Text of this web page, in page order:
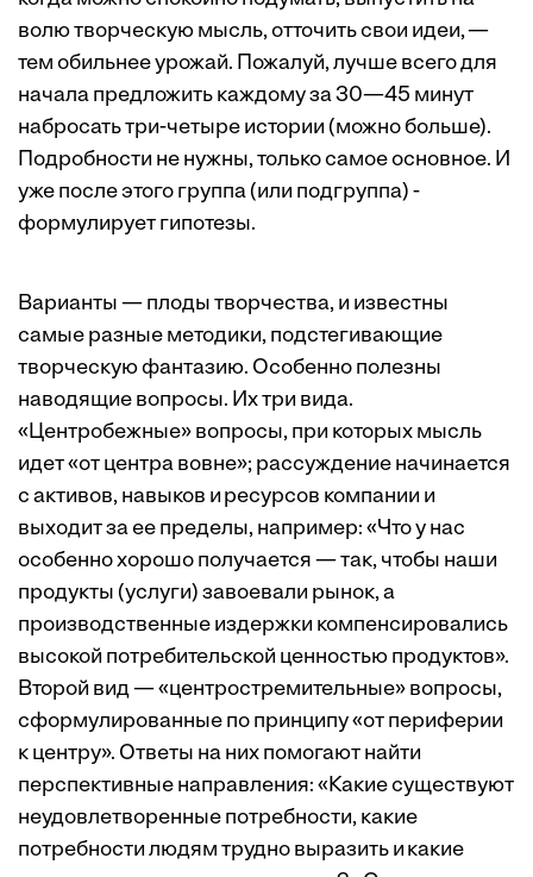
волю творческую мысль, отточить свои идеи, —
тем обильнее урожай. Пожалуй, лучше всего для
начала предложить каждому за 30—45 минут
набросать три-четыре истории (можно больше).
Подробности не нужны, только самое основное. И
уже после этого группа (или подгруппа) ­
формулирует гипотезы.
Варианты — плоды творчества, и известны
самые разные методики, подстегивающие
творческую фантазию. Особенно полезны
наводящие вопросы. Их три вида.
«Центробежные» вопросы, при которых мысль
идет «от центра вовне»; рассуждение начинается
с активов, навыков и ресурсов компании и
выходит за ее пределы, например: «Что у нас
особенно ­хорошо ­получается — так, чтобы наши
продукты (услуги) завоевали рынок, а
производственные издержки компенсировались
высокой потребительской ценностью продуктов».
Второй вид — «центростремительные» вопросы,
сформулированные по принципу «от периферии
к центру». Ответы на них помогают найти
перспективные направления: «Какие существуют
неудовлетворенные потребности, какие
потребности людям трудно выразить и какие